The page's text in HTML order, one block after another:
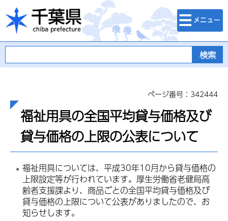
千葉県
検索・メニュ
ー
ページ番号：342444
福祉用具の全国平均貸与価格及び
貸与価格の上限の公表について
福祉用具については、平成30年10月から貸与価格の
上限設定等が行われています。厚生労働省老健局高
齢者支援課より、商品ごとの全国平均貸与価格及び
貸与価格の上限について公表がありましたので、お
知らせします。